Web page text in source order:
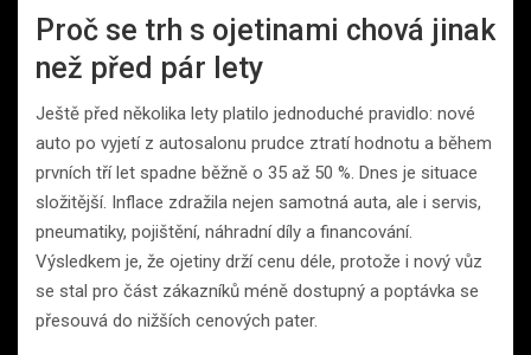
Proč se trh s ojetinami chová jinak
než před pár lety
Ještě před několika lety platilo jednoduché pravidlo: nové
auto po vyjetí z autosalonu prudce ztratí hodnotu a během
prvních tří let spadne běžně o 35 až 50 %. Dnes je situace
složitější. Inflace zdražila nejen samotná auta, ale i servis,
pneumatiky, pojištění, náhradní díly a financování.
Výsledkem je, že ojetiny drží cenu déle, protože i nový vůz
se stal pro část zákazníků méně dostupný a poptávka se
přesouvá do nižších cenových pater.